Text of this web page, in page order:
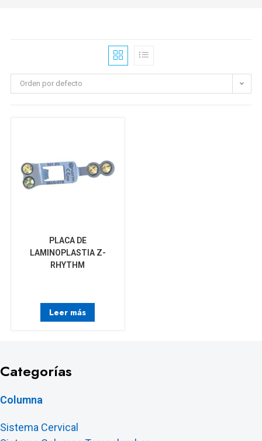
Orden por defecto
PLACA DE
LAMINOPLASTIA Z-
RHYTHM
Leer más
Categorías
Columna
Sistema Cervical